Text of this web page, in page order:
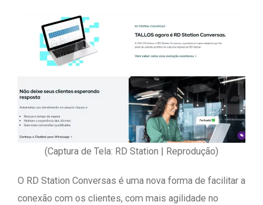
(Captura de Tela: RD Station | Reprodução)
O RD Station Conversas é uma nova forma de facilitar a
conexão com os clientes, com mais agilidade no